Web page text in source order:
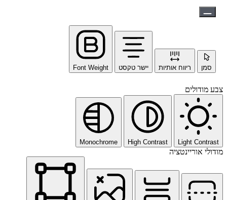
סמן ריווח אותיות יישר טקסט Font Weight
צבע מודולים
Light Contrast
High Contrast
Monochrome
מודולי אוריינטציה